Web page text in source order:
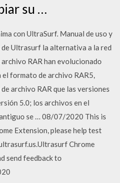
su …
con UltraSurf. Manual de uso y
Ultrasurf la alternativa a la red
RAR han evolucionado
formato de archivo RAR5,
archivo RAR que las versiones
5.0; los archivos en el
se … 08/07/2020 This is
Extension, please help test
Chrome
send feedback to